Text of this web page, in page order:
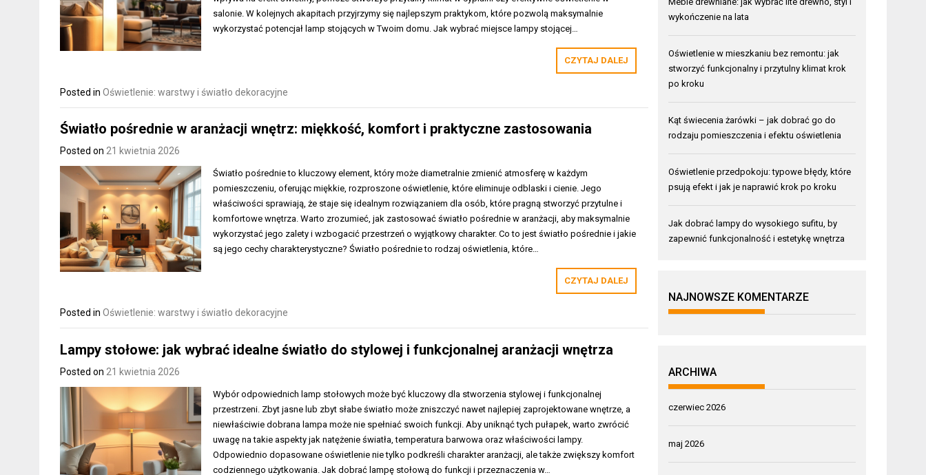
salonie. W kolejnych akapitach przyjrzymy się najlepszym praktykom, które pozwolą maksymalnie
wykorzystać potencjał lamp stojących w Twoim domu. Jak wybrać miejsce lampy stojącej…
CZYTAJ DALEJ
Posted in Oświetlenie: warstwy i światło dekoracyjne
Światło pośrednie w aranżacji wnętrz: miękkość, komfort i praktyczne zastosowania
Posted on 21 kwietnia 2026
Światło pośrednie to kluczowy element, który może diametralnie zmienić atmosferę w każdym
pomieszczeniu, oferując miękkie, rozproszone oświetlenie, które eliminuje odblaski i cienie. Jego
właściwości sprawiają, że staje się idealnym rozwiązaniem dla osób, które pragną stworzyć przytulne i
komfortowe wnętrza. Warto zrozumieć, jak zastosować światło pośrednie w aranżacji, aby maksymalnie
wykorzystać jego zalety i wzbogacić przestrzeń o wyjątkowy charakter. Co to jest światło pośrednie i jakie
są jego cechy charakterystyczne? Światło pośrednie to rodzaj oświetlenia, które…
CZYTAJ DALEJ
Posted in Oświetlenie: warstwy i światło dekoracyjne
Lampy stołowe: jak wybrać idealne światło do stylowej i funkcjonalnej aranżacji wnętrza
Posted on 21 kwietnia 2026
Wybór odpowiednich lamp stołowych może być kluczowy dla stworzenia stylowej i funkcjonalnej
przestrzeni. Zbyt jasne lub zbyt słabe światło może zniszczyć nawet najlepiej zaprojektowane wnętrze, a
niewłaściwie dobrana lampa może nie spełniać swoich funkcji. Aby uniknąć tych pułapek, warto zwrócić
uwagę na takie aspekty jak natężenie światła, temperatura barwowa oraz właściwości lampy.
Odpowiednio dopasowane oświetlenie nie tylko podkreśli charakter aranżacji, ale także zwiększy komfort
codziennego użytkowania. Jak dobrać lampę stołową do funkcji i przeznaczenia w…
wykończenie na lata
Oświetlenie w mieszkaniu bez remontu: jak
stworzyć funkcjonalny i przytulny klimat krok
po kroku
Kąt świecenia żarówki – jak dobrać go do
rodzaju pomieszczenia i efektu oświetlenia
Oświetlenie przedpokoju: typowe błędy, które
psują efekt i jak je naprawić krok po kroku
Jak dobrać lampy do wysokiego sufitu, by
zapewnić funkcjonalność i estetykę wnętrza
NAJNOWSZE KOMENTARZE
ARCHIWA
czerwiec 2026
maj 2026